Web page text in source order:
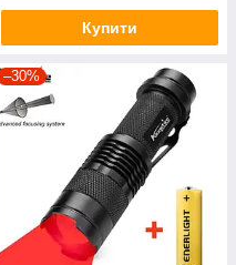
Купити
–30%